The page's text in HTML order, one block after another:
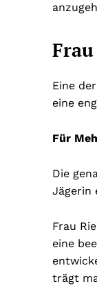
Eine
eine
Für
Die
Jägerin
Frau
eine
trägt